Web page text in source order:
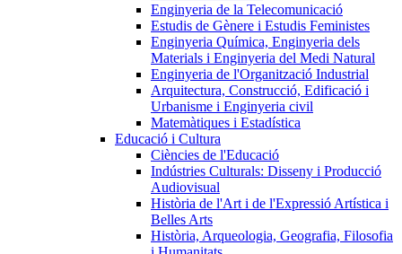
Enginyeria de la Telecomunicació
Estudis de Gènere i Estudis Feministes
Enginyeria Química, Enginyeria dels
Materials i Enginyeria del Medi Natural
Enginyeria de l'Organització Industrial
Arquitectura, Construcció, Edificació i
Urbanisme i Enginyeria civil
Matemàtiques i Estadística
Educació i Cultura
Ciències de l'Educació
Indústries Culturals: Disseny i Producció
Audiovisual
Història de l'Art i de l'Expressió Artística i
Belles Arts
Història, Arqueologia, Geografia, Filosofia